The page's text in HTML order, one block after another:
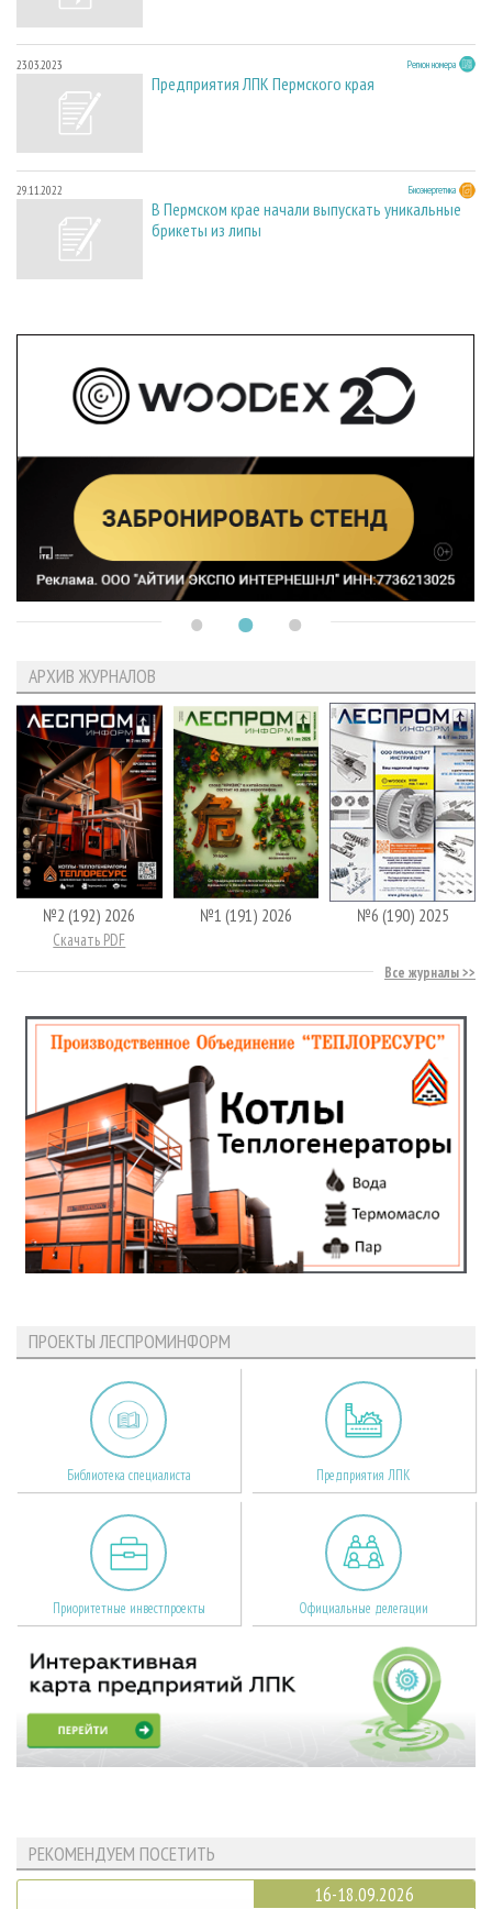
23.03.2023 Регион номера
Предприятия ЛПК Пермского края
29.11.2022 Биоэнергетика
В Пермском крае начали выпускать уникальные
брикеты из липы
АРХИВ ЖУРНАЛОВ
№2 (192) 2026
Скачать PDF
№1 (191) 2026 №6 (190) 2025
Все журналы
ПРОЕКТЫ ЛЕСПРОМИНФОРМ
Библиотека специалиста Предприятия ЛПК
Приоритетные инвестпроекты Официальные делегации
РЕКОМЕНДУЕМ ПОСЕТИТЬ
16-18.09.2026